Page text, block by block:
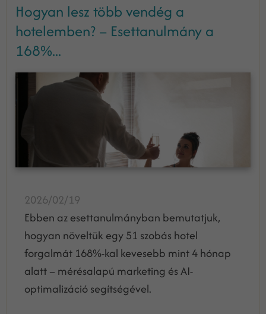
Hogyan lesz több vendég a
hotelemben? – Esettanulmány a
168%...
2026/02/19
Ebben az esettanulmányban bemutatjuk,
hogyan növeltük egy 51 szobás hotel
forgalmát 168%-kal kevesebb mint 4 hónap
alatt – mérésalapú marketing és AI-
optimalizáció segítségével.